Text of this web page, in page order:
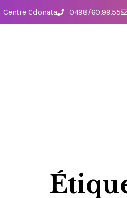
Centre Odonata 0498/60.99.55